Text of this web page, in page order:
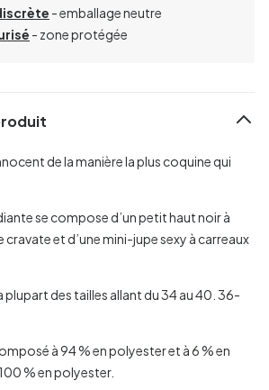
- emballage neutre
- zone protégée
de la manière la plus coquine qui
se compose d’un petit haut noir à
cravate et d’une mini-jupe sexy à carreaux
plupart des tailles allant du 34 au 40. 36-
à 94 % en polyester et à 6 % en
% en polyester.